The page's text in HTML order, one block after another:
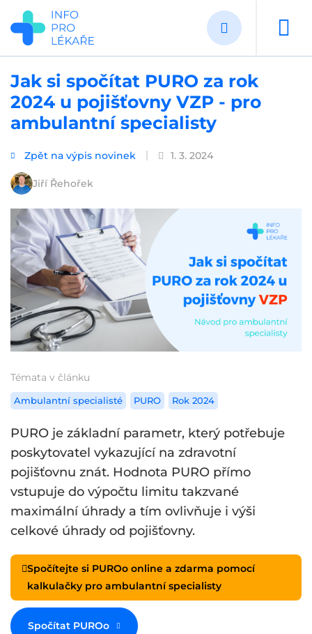
Přejít
hlavnímu
obsahu
Jak si spočítat PURO za rok
2024 u pojišťovny VZP - pro
ambulantní specialisty
Zpět na výpis novinek 1. 3. 2024
Jiří Řehořek
Témata v článku
Ambulantní specialisté PURO Rok 2024
PURO je základní parametr, který potřebuje
poskytovatel vykazující na zdravotní
pojišťovnu znát. Hodnota PURO přímo
vstupuje do výpočtu limitu takzvané
maximální úhrady a tím ovlivňuje i výši
celkové úhrady od pojišťovny.
Spočítejte si PUROo online a zdarma pomocí
kalkulačky pro ambulantní specialisty
Spočítat PUROo